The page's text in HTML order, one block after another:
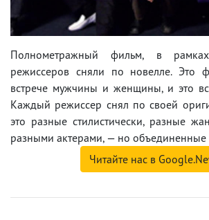
Полнометражный фильм, в
режиссеров сняли по новелле. Это
встрече мужчины и женщины, и это
Каждый режиссер снял по своей
это разные стилистически, разные
разными актерами, — но
Читайте нас в